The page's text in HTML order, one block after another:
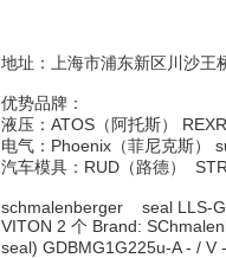
地址：上海市浦东新
优势品牌：
液压：ATOS（阿托斯）
电气：Phoenix（菲尼克斯
汽车模具：RUD（路德
schmalenberger seal LLS-
VITON 2 个 Brand:
seal) GDBMG1G225u-A - / V